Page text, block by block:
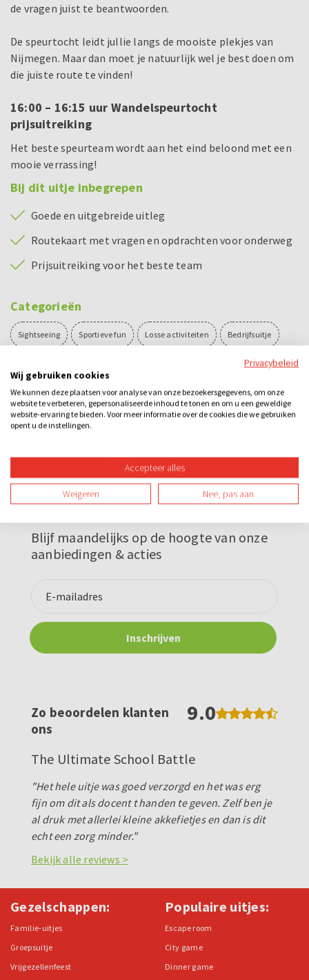
de vragen juist te beantwoorden.
De speurtocht leidt jullie langs de mooiste plekjes van
Nijmegen. Maar dan moet je natuurlijk wel je best doen om
die juiste route te vinden!
16:00 – 16:15 uur Wandelspeurtocht
prijsuitreiking
Het beste speurteam wordt aan het eind beloond met een
mooie verrassing!
Bij dit uitje inbegrepen
Goede en uitgebreide uitleg
Routekaart met vragen en opdrachten voor onderweg
Prijsuitreiking voor het beste team
Categorieën
Sightseeing Sportieve fun Losse activiteiten Bedrijfsuitje
Vrijgezellenuitje Avond Overdag Buiten Sportief
Teambuilding
Nieuwsbrief
Blijf maandelijks op de hoogte van onze
aanbiedingen & acties
Zo beoordelen klanten
ons
9.0
The Ultimate School Battle
"Het hele uitje was goed verzorgd en het was erg
fijn om dit als docent t handen te geven. Zelf ben je
al druk met allerlei kleine akkefietjes en dan is dit
echt een zorg minder."
Bekijk alle reviews >
Gezelschappen:
Familie-uitjes
Groepsuitje
Vrijgezellenfeest
Populaire uitjes:
Escape room
City game
Dinner game
Privacybeleid
Wij gebruiken cookies
We kunnen deze plaatsen voor analyse van onze bezoekersgegevens, om onze
website te verbeteren, gepersonaliseerde inhoud te tonen en om u een geweldige
website-ervaring te bieden. Voor meer informatie over de cookies die we gebruiken
opent u de instellingen.
Accepteer alles
Weigeren Nee, pas aan